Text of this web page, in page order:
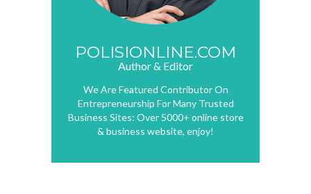
POLISIONLINE.COM
Author & Editor
We Are Featured Contributor On
Entrepreneurship For Many Trusted
Business Sites: Over 5000+ online store
& business website, enjoy!